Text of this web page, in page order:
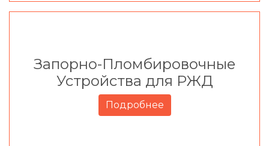
Запорно-Пломбировочные
Устройства для РЖД
Подробнее